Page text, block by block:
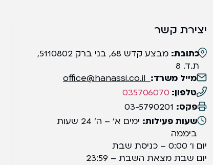
יצירת קשר
כתובת:
מבצע קדש 68, בני ברק 5110802,
ת.ד. 8
מייל משרד:
טלפון: 035706070
פקס: 03-5790201
שעות פעילות:
ימים א' – ה' 24 שעות
ביממה
יום ו' 0:00 – כניסת שבת
יום שבת מצאת השבת – 23:59